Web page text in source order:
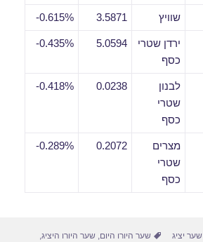
שוויץ 3.5871
0.615%-
ירדן שטרי
כסף
5.0594
0.435%-
לבנון
שטרי
כסף
0.0238
0.418%-
מצרים
שטרי
כסף
0.2072
0.289%-
מחבר
שער יציג תגיות
שער היורו היום,שער היורו היציג,